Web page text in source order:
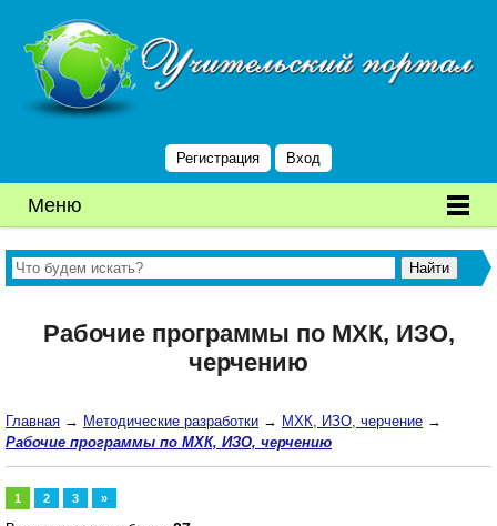
Регистрация Вход
Меню
Рабочие программы по МХК, ИЗО,
черчению
Главная → Методические разработки → МХК, ИЗО, черчение →
Рабочие программы по МХК, ИЗО, черчению
1 2 3 »